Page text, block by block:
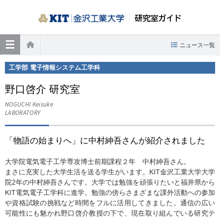
研究室ガイド
ホーム
ニュース一覧
工学部 電子情報システム工学科
野口啓介 研究室
NOGUCHI Keisuke
LABORATORY
「物語の始まりへ」に中村紳吾さんが紹介されました
大学院電気電子工学専攻博士前期課程２年 中村紳吾さん。
まさに充実した大学生活を送る学生がいます。KIT金沢工業大学大学
院2年の中村紳吾さんです。大学では勉強を頑張りたいと福井県から
KIT電気電子工学科に進学。勉強の傍らさまざまな課外活動への参加
や資格試験の挑戦など時間をフルに活用してきました。通信の広い
可能性にも魅かれ野口啓介教授の下で、現在取り組んでいる研究テ